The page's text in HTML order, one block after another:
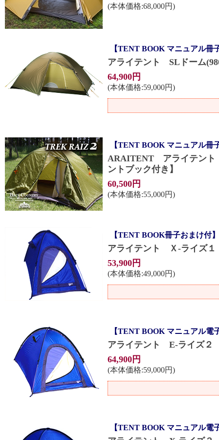
(本体価格:68,000円)
【TENT BOOK マニュアル冊
アライテント SLドーム
64,900円
(本体価格:59,000円)
【TENT BOOK マニュアル冊
ARAITENT アライテン
ントブック付き】
60,500円
(本体価格:55,000円)
【TENT BOOK冊子おまけ付】
アライテント Ｘ-ライズ
53,900円
(本体価格:49,000円)
【TENT BOOK マニュアル電
アライテント E-ライズ２
64,900円
(本体価格:59,000円)
【TENT BOOK マニュアル電